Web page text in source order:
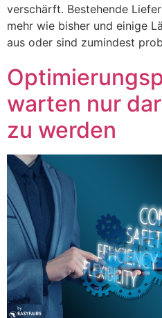
verschärft. Bestehende
mehr wie bisher und einige
aus oder sind zumindest
warten nur
zu werden